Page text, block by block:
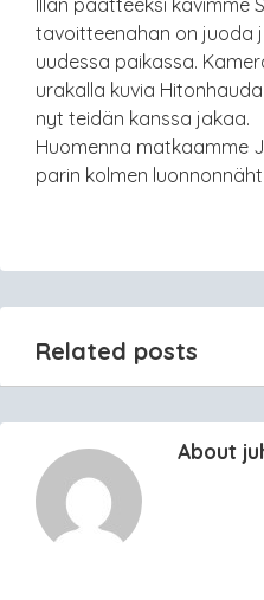
Illan päätteeksi kävimme
tavoitteenahan on juoda
uudessa paikassa.
urakalla kuvia
nyt teidän kanssa jakaa.
Huomenna matkaamme
parin kolmen
Related posts
About